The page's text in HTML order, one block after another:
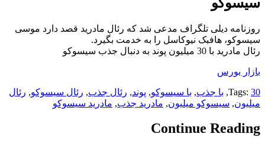
روزنامه دیلی تلگراف مدعی شد که رئال مادرید قصد دارد موسی
سیسوکو، هافبک نیوکاسل را به خدمت بگیرد.
رئال مادرید با 30 میلیون پوند به دنبال جذب سیسوکو
بازار بورس
Tags: 30
, با جذب, با سیسوکو, پوند, رئال جذب, رئال سیسوکو, رئال
میلیون, سیسوکو میلیون, مادرید جذب, مادرید سیسوکو
Continue Reading